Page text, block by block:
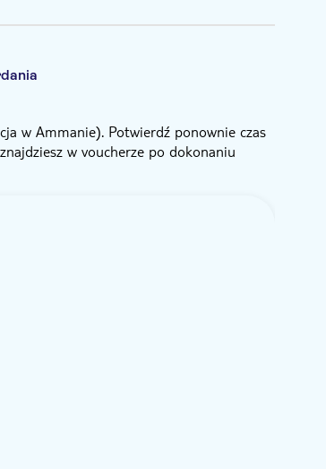
w Ammanie). Potwierdź ponownie czas
w voucherze po dokonaniu